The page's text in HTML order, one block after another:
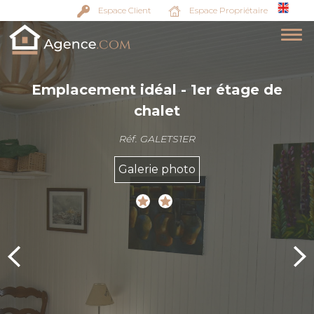
Espace Client Espace Propriétaire
Emplacement idéal - 1er étage de
chalet
Réf. GALETS1ER
Galerie photo